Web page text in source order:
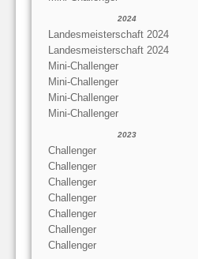
2024
Landesmeisterschaft 2024
Landesmeisterschaft 2024
Mini-Challenger
Mini-Challenger
Mini-Challenger
Mini-Challenger
2023
Challenger
Challenger
Challenger
Challenger
Challenger
Challenger
Challenger